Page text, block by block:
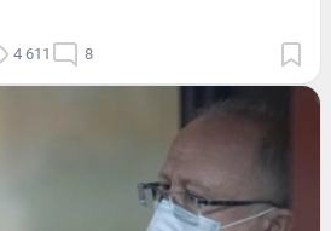
4 611 8